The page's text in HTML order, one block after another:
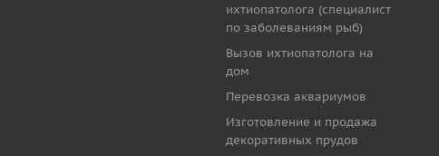
ихтиопатолога (специалист
по заболеваниям рыб)
Вызов ихтиопатолога на
дом
Перевозка аквариумов
Изготовление и продажа
декоративных прудов